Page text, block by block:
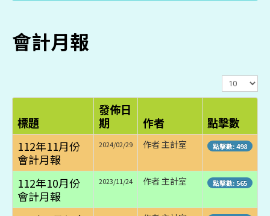
會計月報
顯
示
數
標題
發佈日
期
作者
點擊數
112年11月份
會計月報
2024/02/29 作者 主計室 點擊數: 498
112年10月份
會計月報
2023/11/24 作者 主計室 點擊數: 565